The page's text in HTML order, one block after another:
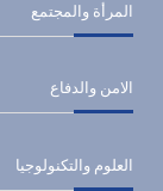
المرأة والمجتمع
الامن والدفاع
العلوم والتكنولوجيا